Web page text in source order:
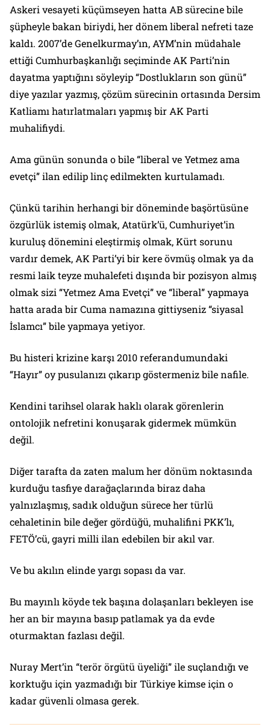
Askeri vesayeti küçümseyen hatta AB sürecine bile
şüpheyle bakan biriydi, her dönem liberal nefreti taze
kaldı. 2007’de Genelkurmay’ın, AYM’nin müdahale
ettiği Cumhurbaşkanlığı seçiminde AK Parti’nin
dayatma yaptığını söyleyip “Dostlukların son günü”
diye yazılar yazmış, çözüm sürecinin ortasında Dersim
Katliamı hatırlatmaları yapmış bir AK Parti
muhalifiydi.
Ama günün sonunda o bile “liberal ve Yetmez ama
evetçi” ilan edilip linç edilmekten kurtulamadı.
Çünkü tarihin herhangi bir döneminde başörtüsüne
özgürlük istemiş olmak, Atatürk’ü, Cumhuriyet’in
kuruluş dönemini eleştirmiş olmak, Kürt sorunu
vardır demek, AK Parti’yi bir kere övmüş olmak ya da
resmi laik teyze muhalefeti dışında bir pozisyon almış
olmak sizi “Yetmez Ama Evetçi” ve “liberal” yapmaya
hatta arada bir Cuma namazına gittiyseniz “siyasal
İslamcı” bile yapmaya yetiyor.
Bu histeri krizine karşı 2010 referandumundaki
“Hayır” oy pusulanızı çıkarıp göstermeniz bile nafile.
Kendini tarihsel olarak haklı olarak görenlerin
ontolojik nefretini konuşarak gidermek mümkün
değil.
Diğer tarafta da zaten malum her dönüm noktasında
kurduğu tasfiye darağaçlarında biraz daha
yalnızlaşmış, sadık olduğun sürece her türlü
cehaletinin bile değer gördüğü, muhalifini PKK’lı,
FETÖ’cü, gayri milli ilan edebilen bir akıl var.
Ve bu akılın elinde yargı sopası da var.
Bu mayınlı köyde tek başına dolaşanları bekleyen ise
her an bir mayına basıp patlamak ya da evde
oturmaktan fazlası değil.
Nuray Mert’in “terör örgütü üyeliği” ile suçlandığı ve
korktuğu için yazmadığı bir Türkiye kimse için o
kadar güvenli olmasa gerek.